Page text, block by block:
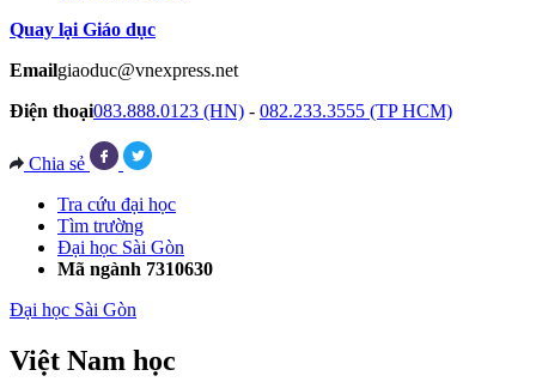
Quay lại Giáo dục
Emailgiaoduc@vnexpress.net
Điện thoại083.888.0123 (HN) - 082.233.3555 (TP HCM)
Chia sẻ
Tra cứu đại học
Tìm trường
Đại học Sài Gòn
Mã ngành 7310630
Đại học Sài Gòn
Việt Nam học